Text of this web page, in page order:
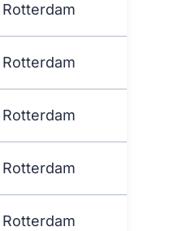
Rotterdam
Rotterdam
Rotterdam
Rotterdam
Rotterdam